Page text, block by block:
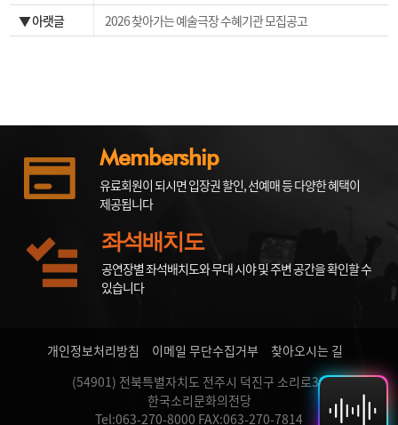
▼ 아랫글
2026 찾아가는 예술극장 수혜기관 모집공고
Membership
유료회원이 되시면 입장권 할인, 선예매 등 다양한 혜택이
제공됩니다
좌석배치도
공연장별 좌석배치도와 무대 시야 및 주변 공간을 확인할 수
있습니다
개인정보처리방침 이메일 무단수집거부
찾아오시는 길
(54901) 전북특별자치도 전주시 덕진구 소리로31
한국소리문화의전당
Tel:063-270-8000 FAX:063-270-7814